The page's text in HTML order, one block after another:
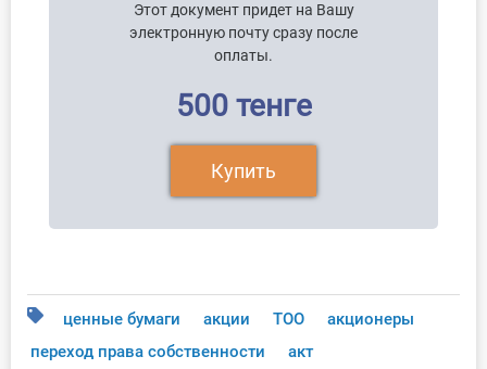
Этот документ придет на Вашу
электронную почту сразу после
оплаты.
500 тенге
Купить
ценные бумаги акции ТОО
акционеры
переход права собственности
акт